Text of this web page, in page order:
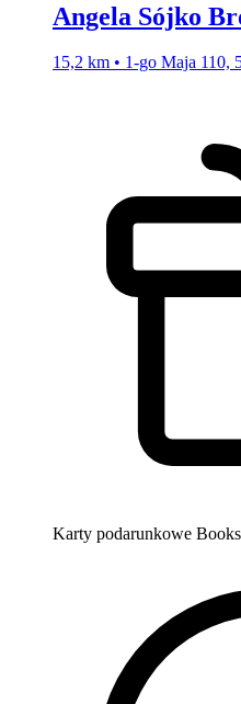
Angela Sójko
15,2 km • 1-go Maja 110,
Karty podarunkowe